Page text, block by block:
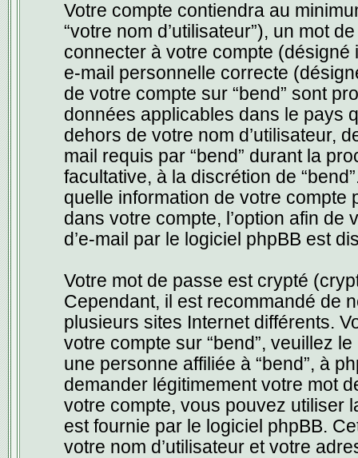
Votre compte contiendra au
“votre nom d’utilisateur”), un mot
connecter à votre compte (désigné
e-mail personnelle correcte
de votre compte sur “bend” sont
données applicables dans le pays
dehors de votre nom d’utilisateur,
mail requis par “bend” durant la
facultative, à la discrétion de
quelle information de votre compte
dans votre compte, l’option afin de
d’e-mail par le logiciel phpBB est
Votre mot de passe est crypté
Cependant, il est recommandé de
plusieurs sites Internet différents.
votre compte sur “bend”, veuillez
une personne affiliée à “bend”, à
demander légitimement votre mot
votre compte, vous pouvez utiliser
est fournie par le logiciel phpBB.
votre nom d’utilisateur et votre